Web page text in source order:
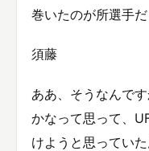
巻いたのが所選手だ
須藤
ああ、そうなんで
かなって思って、
けようと思っていた